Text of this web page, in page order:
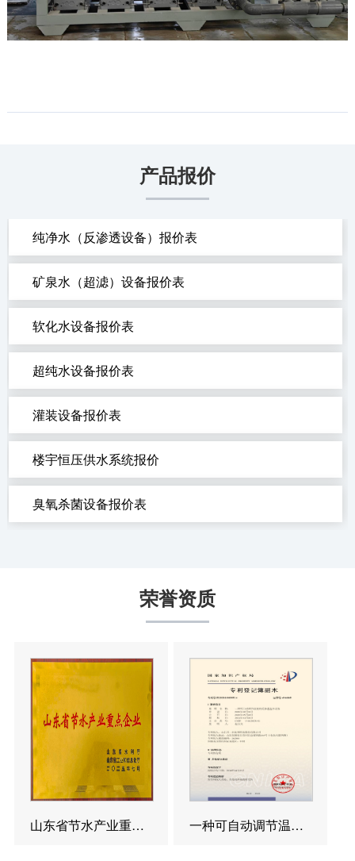
产品报价
纯净水（反渗透设备）报价表
矿泉水（超滤）设备报价表
软化水设备报价表
超纯水设备报价表
灌装设备报价表
楼宇恒压供水系统报价
臭氧杀菌设备报价表
荣誉资质
山东省节水产业重点企业 一种可自动调节温度的反渗透造水设备发明专利